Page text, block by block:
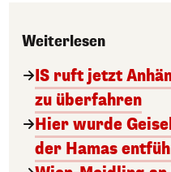
Weiterlesen
IS ruft jetzt
zu überfahren
Hier wurde
der Hamas